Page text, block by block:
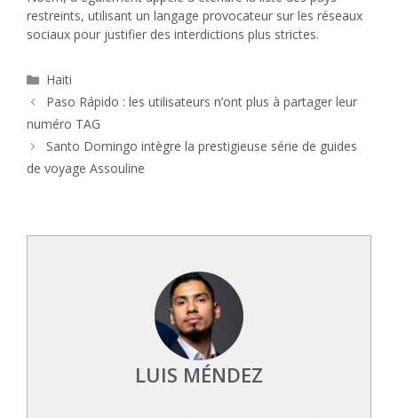
restreints, utilisant un langage provocateur sur les réseaux
sociaux pour justifier des interdictions plus strictes.
Catégories
Haiti
Paso Rápido : les utilisateurs n’ont plus à partager leur
numéro TAG
Santo Domingo intègre la prestigieuse série de guides
de voyage Assouline
LUIS MÉNDEZ